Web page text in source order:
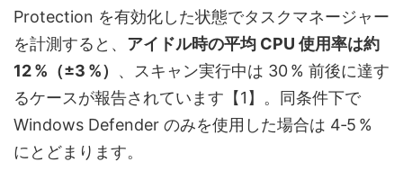
Protection を有効化した状態でタスクマネージャー
を計測すると、 アイドル時の平均 CPU 使用率は約
12 %（±3 %） 、スキャン実行中は 30 % 前後に達す
るケースが報告されています【1】。同条件下で
Windows Defender のみを使用した場合は 4‑5 %
にとどまります。